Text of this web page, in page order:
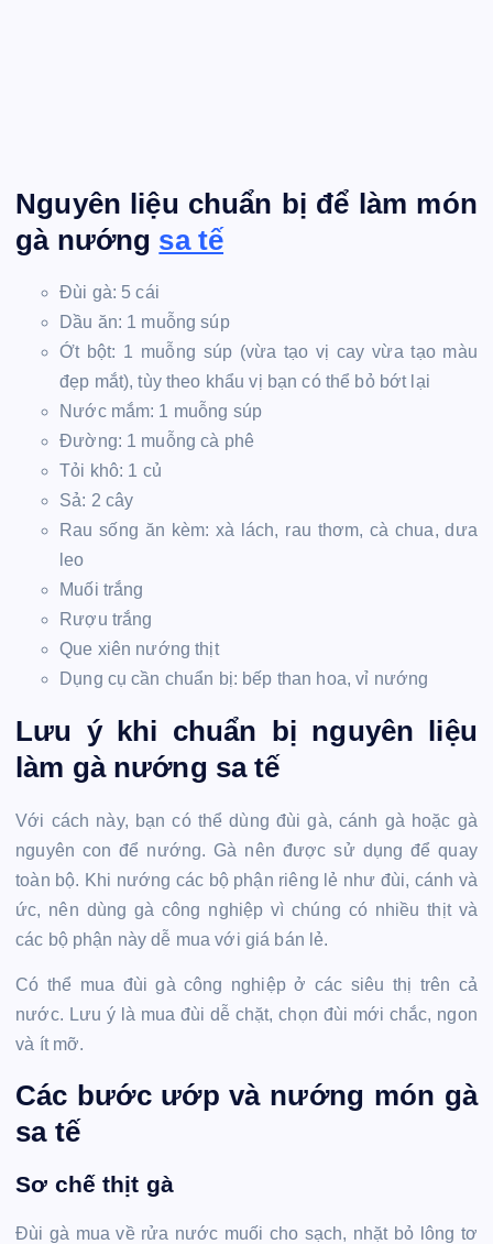
Nguyên liệu chuẩn bị để làm món
gà nướng sa tế
Đùi gà: 5 cái
Dầu ăn: 1 muỗng súp
Ớt bột: 1 muỗng súp (vừa tạo vị cay vừa tạo màu
đẹp mắt), tùy theo khẩu vị bạn có thể bỏ bớt lại
Nước mắm: 1 muỗng súp
Đường: 1 muỗng cà phê
Tỏi khô: 1 củ
Sả: 2 cây
Rau sống ăn kèm: xà lách, rau thơm, cà chua, dưa
leo
Muối trắng
Rượu trắng
Que xiên nướng thịt
Dụng cụ cần chuẩn bị: bếp than hoa, vỉ nướng
Lưu ý khi chuẩn bị nguyên liệu
làm gà nướng sa tế
Với cách này, bạn có thể dùng đùi gà, cánh gà hoặc gà
nguyên con để nướng. Gà nên được sử dụng để quay
toàn bộ. Khi nướng các bộ phận riêng lẻ như đùi, cánh và
ức, nên dùng gà công nghiệp vì chúng có nhiều thịt và
các bộ phận này dễ mua với giá bán lẻ.
Có thể mua đùi gà công nghiệp ở các siêu thị trên cả
nước. Lưu ý là mua đùi dễ chặt, chọn đùi mới chắc, ngon
và ít mỡ.
Các bước ướp và nướng món gà
sa tế
Sơ chế thịt gà
Đùi gà mua về rửa nước muối cho sạch, nhặt bỏ lông tơ